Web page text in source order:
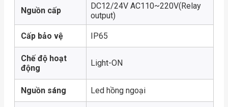
Nguồn cấp
DC12/24V AC110~220V(Relay
output)
Cấp bảo vệ IP65
Chế độ hoạt
động
Light-ON
Nguồn sáng Led hồng ngoại